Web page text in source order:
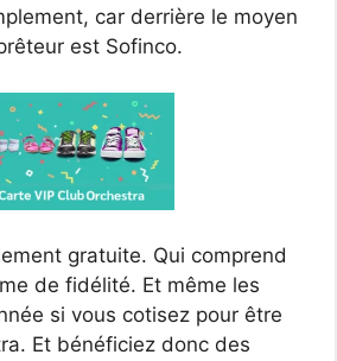
car derrière le moyen
est Sofinco.
gratuite. Qui comprend
de fidélité. Et même les
si vous cotisez pour être
Et bénéficiez donc des